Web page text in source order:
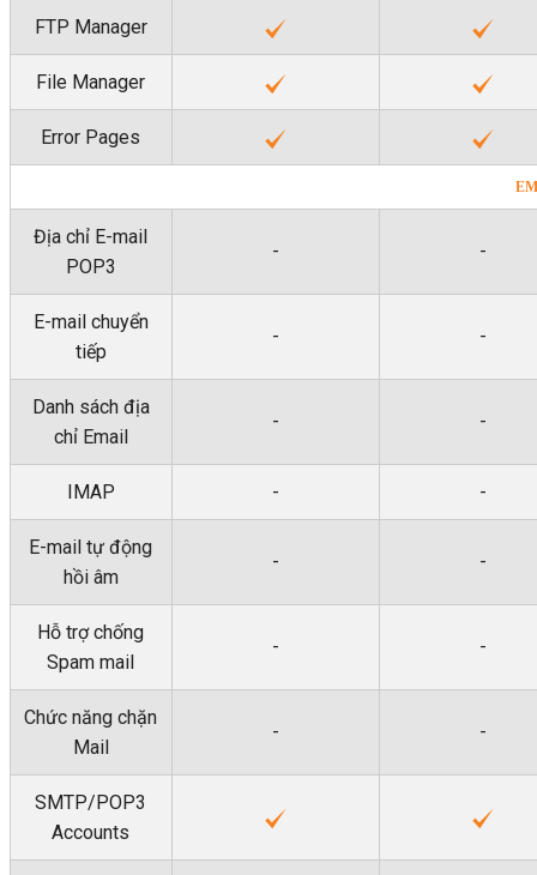
FTP Manager
File Manager
Error Pages
Địa chỉ E-mail
POP3
- -
E-mail chuyển
tiếp
- -
Danh sách địa
chỉ Email
- -
IMAP - -
E-mail tự động
hồi âm
- -
Hỗ trợ chống
Spam mail
- -
Chức năng chặn
Mail
- -
SMTP/POP3
Accounts